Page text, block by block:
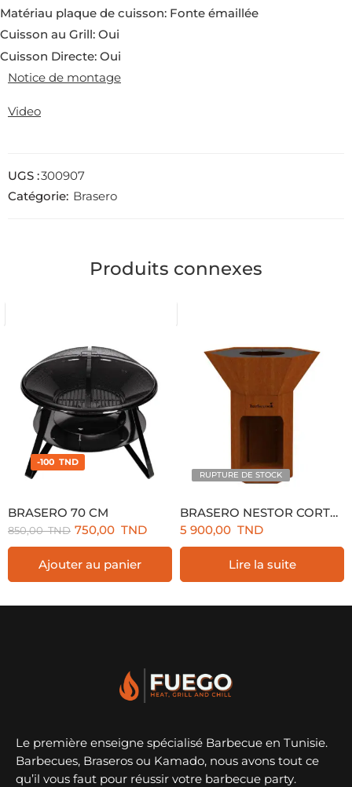
Matériau plaque de cuisson: Fonte émaillée
Cuisson au Grill: Oui
Cuisson Directe: Oui
Notice de montage
Video
UGS :300907
Catégorie: Brasero
Produits connexes
BRASERO 70 CM
-100 TND
850,00TND 750,00 TND
Ajouter au panier
BRASERO NESTOR CORTEN
RUPTURE DE STOCK
5 900,00 TND
Lire la suite
Le première enseigne spécialisé Barbecue en Tunisie.
Barbecues, Braseros ou Kamado, nous avons tout ce
qu’il vous faut pour réussir votre barbecue party.